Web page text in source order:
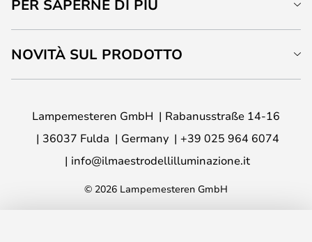
PER SAPERNE DI PIÙ
NOVITÀ SUL PRODOTTO
Lampemesteren GmbH
Rabanusstraße 14-16
36037 Fulda
Germany
+39 025 964 6074
info@ilmaestrodellilluminazione.it
© 2026 Lampemesteren GmbH